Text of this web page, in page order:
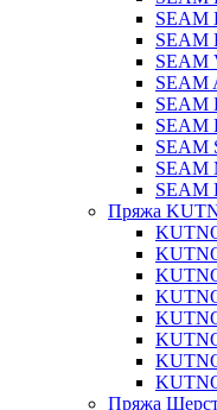
SEAM
SEAM
SEAM
SEAM
SEAM
SEAM
SEAM
SEAM
SEAM
Пряжа
Пряжа